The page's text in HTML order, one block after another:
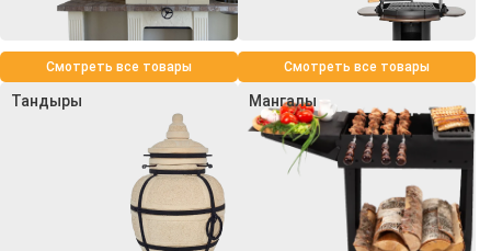
Смотреть все товары Смотреть все товары
Тандыры Мангалы